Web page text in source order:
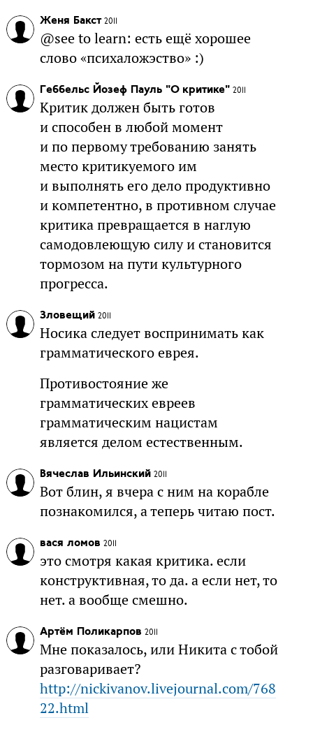
Женя Бакст 2011
@see to learn: есть ещё хорошее
слово «психаложэство» :)
Геббельс Йозеф Пауль "О критике" 2011
Критик должен быть готов
и способен в любой момент
и по первому требованию занять
место критикуемого им
и выполнять его дело продуктивно
и компетентно, в противном случае
критика превращается в наглую
самодовлеющую силу и становится
тормозом на пути культурного
прогресса.
Зловещий 2011
Носика следует воспринимать как
грамматического еврея.
Противостояние же
грамматических евреев
грамматическим нацистам
является делом естественным.
Вячеслав Ильинский 2011
Вот блин, я вчера с ним на корабле
познакомился, а теперь читаю пост.
вася ломов 2011
это смотря какая критика. если
конструктивная, то да. а если нет, то
нет. а вообще смешно.
Артём Поликарпов 2011
Мне показалось, или Никита с тобой
разговаривает?
http://nickivanov.livejournal.com/768
22.html